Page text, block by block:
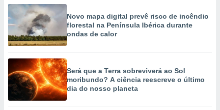
Novo mapa digital prevê risco de incêndio
florestal na Península Ibérica durante
ondas de calor
Será que a Terra sobreviverá ao Sol
moribundo? A ciência reescreve o último
dia do nosso planeta